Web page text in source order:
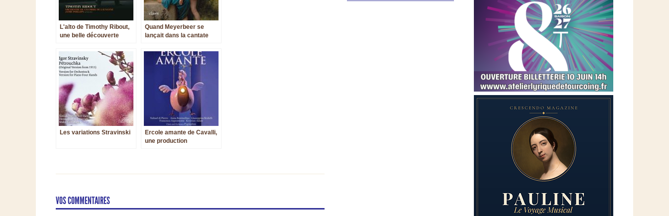
L'alto de Timothy Ribout,
une belle découverte
Quand Meyerbeer se
lançait dans la cantate
Les variations Stravinski
Ercole amante de Cavalli,
une production
VOS COMMENTAIRES